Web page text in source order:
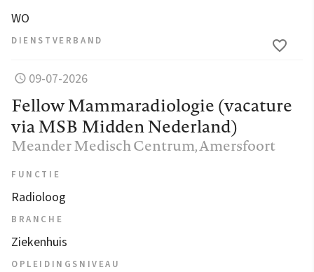
WO
DIENSTVERBAND
09-07-2026
Fellow Mammaradiologie (vacature
via MSB Midden Nederland)
Meander Medisch Centrum, Amersfoort
FUNCTIE
Radioloog
BRANCHE
Ziekenhuis
OPLEIDINGSNIVEAU